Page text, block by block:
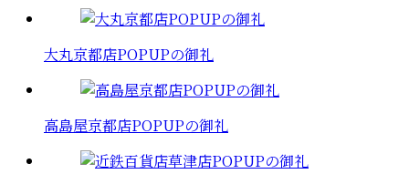
大丸京都店POPUPの御礼
高島屋京都店POPUPの御礼